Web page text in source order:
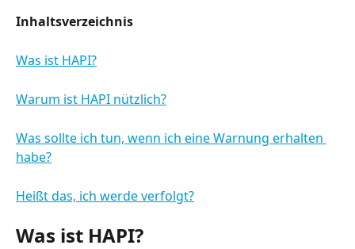
Inhaltsverzeichnis
Was ist HAPI?
Warum ist HAPI nützlich?
Was sollte ich tun, wenn ich eine Warnung erhalten
habe?
Heißt das, ich werde verfolgt?
Was ist HAPI?